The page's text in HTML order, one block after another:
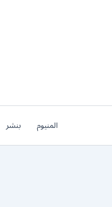
المنيوم بنشر